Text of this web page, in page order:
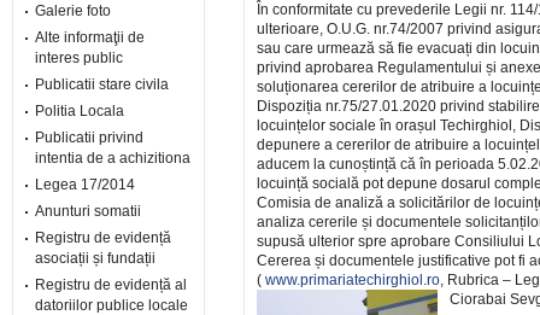
Galerie foto
Alte informaţii de
interes public
Publicatii stare civila
Politia Locala
Publicatii privind
intentia de a achizitiona
Legea 17/2014
Anunturi somatii
Registru de evidență
asociații și fundații
Registru de evidență al
datoriilor publice locale
În conformitate cu prevederile Legii nr.
ulterioare, O.U.G. nr.74/2007 privind
sau care urmează să fie evacuați din
privind aprobarea Regulamentului și
soluționarea cererilor de atribuire a
Dispoziția nr.75/27.01.2020 privind
locuințelor sociale în orașul Techirghiol,
depunere a cererilor de atribuire a
aducem la cunoștință că în perioada
locuință socială pot depune dosarul
Comisia de analiză a solicitărilor de
analiza cererile și documentele
supusă ulterior spre aprobare Consiliului
Cererea și documentele justificative pot fi
( www.primariatechirghiol.ro, Rubrica –
Ciorabai